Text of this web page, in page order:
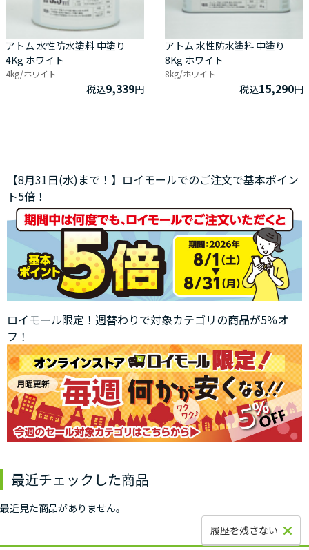
アトム 水性防水塗料 中塗り
4Kg ホワイト
4kg/ホワイト
税込9,339円
アトム 水性防水塗料 中塗り
8Kg ホワイト
8kg/ホワイト
税込15,290円
【8月31日(水)まで！】ロイモールでのご注文で基本ポイン
ト5倍！
ロイモール限定！週替わりで対象カテゴリの商品が5％オ
フ！
最近チェックした商品
最近見た商品がありません。
履歴を残さない